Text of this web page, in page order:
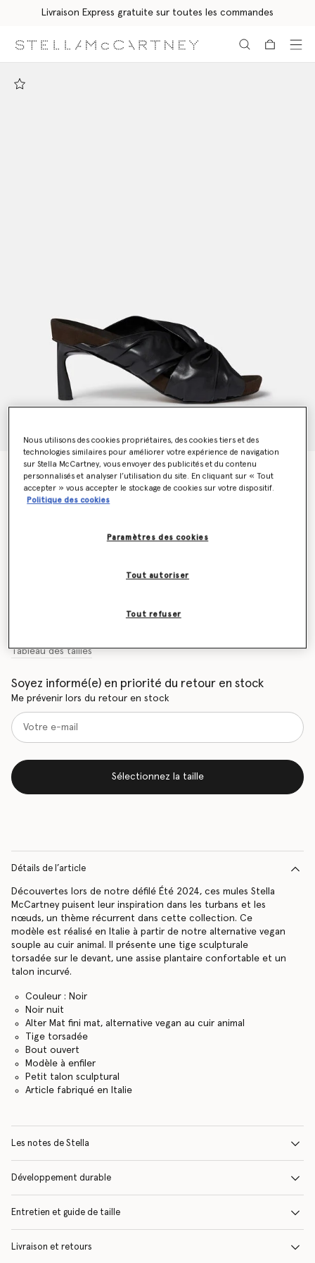
Livraison Express gratuite sur toutes les commandes
Mules Terra torsadées en Alter Mat
Prix réduit à partir de
CHF715.00jusqu’à
CHF429.00
Sélectionnez la taille (Italian)
Tableau des tailles
Soyez informé(e) en priorité du retour en stock
Me prévenir lors du retour en stock
Sélectionnez la taille
Détails de l’article
Découvertes lors de notre défilé Été 2024, ces mules Stella
McCartney puisent leur inspiration dans les turbans et les
nœuds, un thème récurrent dans cette collection. Ce
modèle est réalisé en Italie à partir de notre alternative vegan
souple au cuir animal. Il présente une tige sculpturale
torsadée sur le devant, une assise plantaire confortable et un
talon incurvé.
Couleur : Noir
Noir nuit
Alter Mat fini mat, alternative vegan au cuir animal
Tige torsadée
Bout ouvert
Modèle à enfiler
Petit talon sculptural
Article fabriqué en Italie
Les notes de Stella
Développement durable
Entretien et guide de taille
Livraison et retours
Nous utilisons des cookies propriétaires, des cookies tiers et des
technologies similaires pour améliorer votre expérience de navigation
sur Stella McCartney, vous envoyer des publicités et du contenu
personnalisés et analyser l’utilisation du site. En cliquant sur « Tout
accepter » vous accepter le stockage de cookies sur votre dispositif.
Politique des cookies
Paramètres des cookies
Tout refuser
Tout autoriser